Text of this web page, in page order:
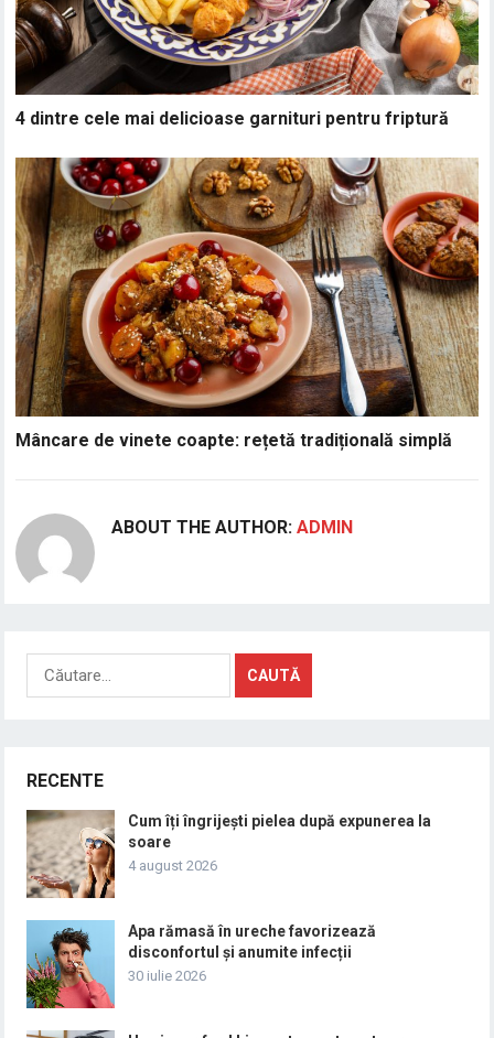
4 dintre cele mai delicioase garnituri pentru friptură
Mâncare de vinete coapte: rețetă tradițională simplă
ABOUT THE AUTHOR:ADMIN
Caută
după:
RECENTE
Cum îți îngrijești pielea după expunerea la
soare
4 august 2026
Apa rămasă în ureche favorizează
disconfortul și anumite infecții
30 iulie 2026